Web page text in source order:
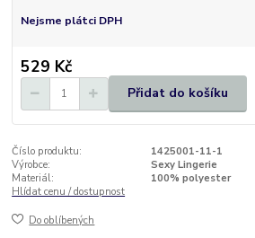
Nejsme plátci DPH
529 Kč
Přidat do košíku
Číslo produktu:
1425001-11-1
Výrobce:
Sexy Lingerie
Materiál:
100% polyester
Hlídat cenu / dostupnost
Do oblíbených